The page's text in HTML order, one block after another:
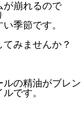
が崩れるので
季節です。
みませんか？
ルの精油がブレン
です。